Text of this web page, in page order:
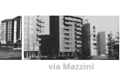
via Mazzini